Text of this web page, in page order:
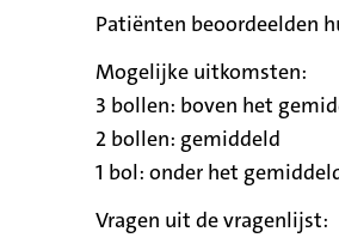
Patiënten beoordeelden
Mogelijke uitkomsten:
3 bollen: betekent
boven het
2 bollen: betekent
gemiddeld
1 bol: betekent
onder het
Vragen uit de vragenlijst: